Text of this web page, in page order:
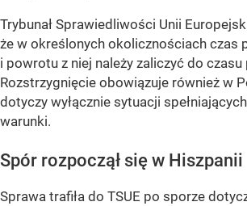
Trybunał Sprawiedliwości Unii
że w określonych okolicznościach czas
i powrotu z niej należy zaliczyć do czasu
Rozstrzygnięcie obowiązuje również w
dotyczy wyłącznie sytuacji
warunki.
Spór rozpoczął się w Hiszpanii
Sprawa trafiła do TSUE po sporze